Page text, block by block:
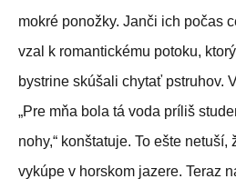
mokré ponožky. Janči ich počas
vzal k romantickému potoku,
bystrine skúšali chytať pstruhov.
„Pre mňa bola tá voda príliš
nohy,“ konštatuje. To ešte
vykúpe v horskom jazere. Teraz